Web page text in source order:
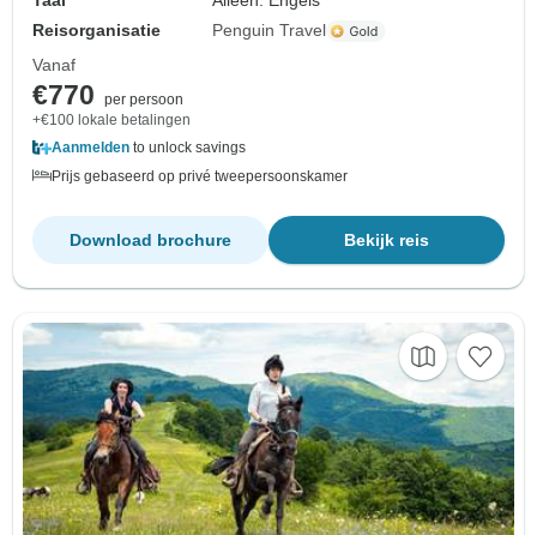
Reisorganisatie
Penguin Travel
Vanaf
€770
per persoon
+€100 lokale betalingen
Aanmelden to unlock savings
Prijs gebaseerd op privé tweepersoonskamer
Bekijk reis
Download brochure